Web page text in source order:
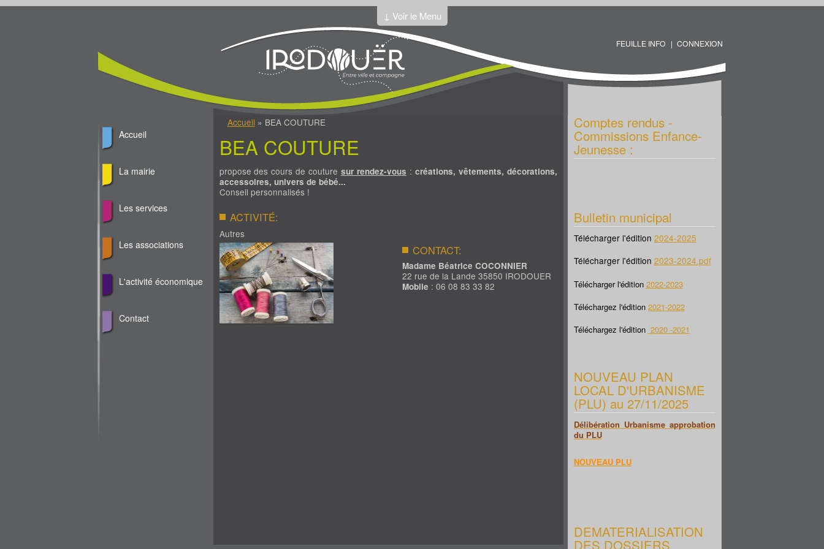
Jump to Content
↓ Voir le Menu
FEUILLE INFO CONNEXION
Vous êtes ici Accueil » BEA COUTURE
BEA COUTURE
propose des cours de couture sur rendez-vous : créations, vêtements, décorations,
accessoires, univers de bébé...
Conseil personnalisés !
ACTIVITÉ:
Autres
CONTACT:
Madame Béatrice COCONNIER
22 rue de la Lande 35850 IRODOUER
Mobile : 06 08 83 33 82
Accueil
La mairie
Les services
Les associations
L'activité économique
Contact
Comptes rendus -
Commissions Enfance-
Jeunesse :
Bulletin municipal
Télécharger l'édition 2024-2025
Télécharger l'édition 2023-2024.pdf
Télécharger l'édition 2022-2023
Téléchargez l'édition 2021-2022
Téléchargez l'édition 2020 -2021
NOUVEAU PLAN
LOCAL D'URBANISME
(PLU) au 27/11/2025
Délibération Urbanisme approbation
du PLU
NOUVEAU PLU
DEMATERIALISATION
DES DOSSIERS